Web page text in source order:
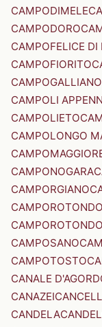
CAMPODIMELE
CAMPODORO
CAMPOFELICE DI
CAMPOFIORITO
CAMPOGALLIANO
CAMPOLI
CAMPOLIETO
CAMPOLONGO
CAMPONOGARA
CAMPORGIANO
CAMPOSANO
CAMPOTOSTO
CANALE
CANAZEI
CANDELA